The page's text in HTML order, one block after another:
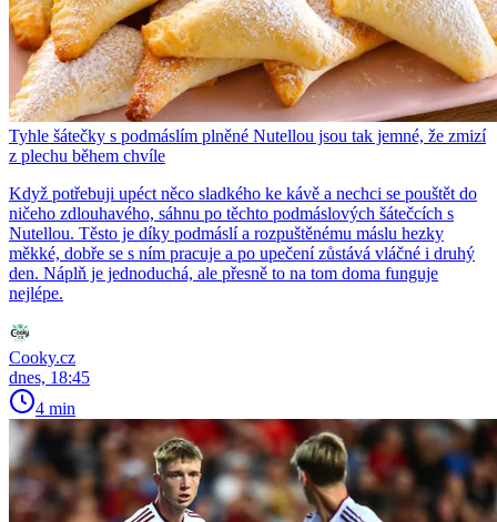
Tyhle šátečky s podmáslím plněné Nutellou jsou tak jemné, že zmizí
z plechu během chvíle
Když potřebuji upéct něco sladkého ke kávě a nechci se pouštět do
ničeho zdlouhavého, sáhnu po těchto podmáslových šátečcích s
Nutellou. Těsto je díky podmáslí a rozpuštěnému máslu hezky
měkké, dobře se s ním pracuje a po upečení zůstává vláčné i druhý
den. Náplň je jednoduchá, ale přesně to na tom doma funguje
nejlépe.
Cooky.cz
dnes, 18:45
4 min